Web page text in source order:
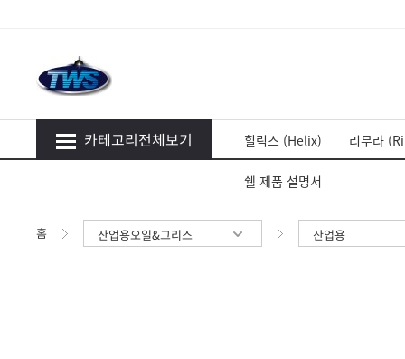
카테고리전체보기 힐릭스 (Helix) 리무라
쉘 제품 설명서
홈 산업용오일&그리스 산업용